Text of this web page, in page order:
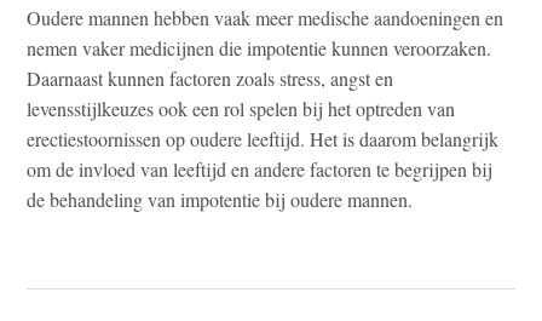
Oudere mannen hebben vaak meer medische aandoeningen en
nemen vaker medicijnen die impotentie kunnen veroorzaken.
Daarnaast kunnen factoren zoals stress, angst en
levensstijlkeuzes ook een rol spelen bij het optreden van
erectiestoornissen op oudere leeftijd. Het is daarom belangrijk
om de invloed van leeftijd en andere factoren te begrijpen bij
de behandeling van impotentie bij oudere mannen.